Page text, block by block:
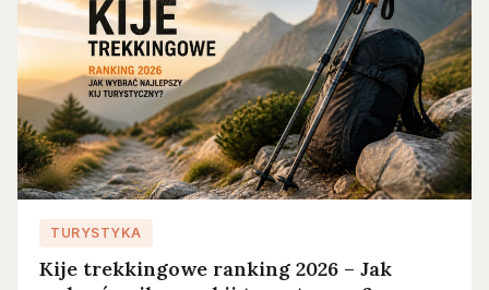
TURYSTYKA
Kije trekkingowe ranking 2026 – Jak